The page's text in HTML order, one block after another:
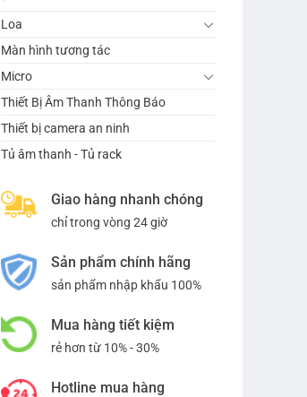
Loa
Màn hình tương tác
Micro
Thiết Bị Âm Thanh Thông Báo
Thiết bị camera an ninh
Tủ âm thanh - Tủ rack
Giao hàng nhanh chóng
chỉ trong vòng 24 giờ
Sản phẩm chính hãng
sản phẩm nhập khẩu 100%
Mua hàng tiết kiệm
rẻ hơn từ 10% - 30%
Hotline mua hàng